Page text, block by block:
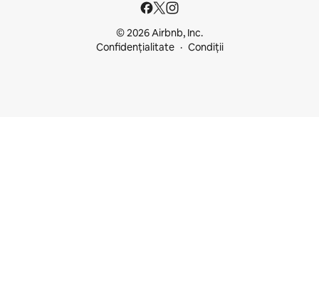
© 2026 Airbnb, Inc.
Confidențialitate
Condiții